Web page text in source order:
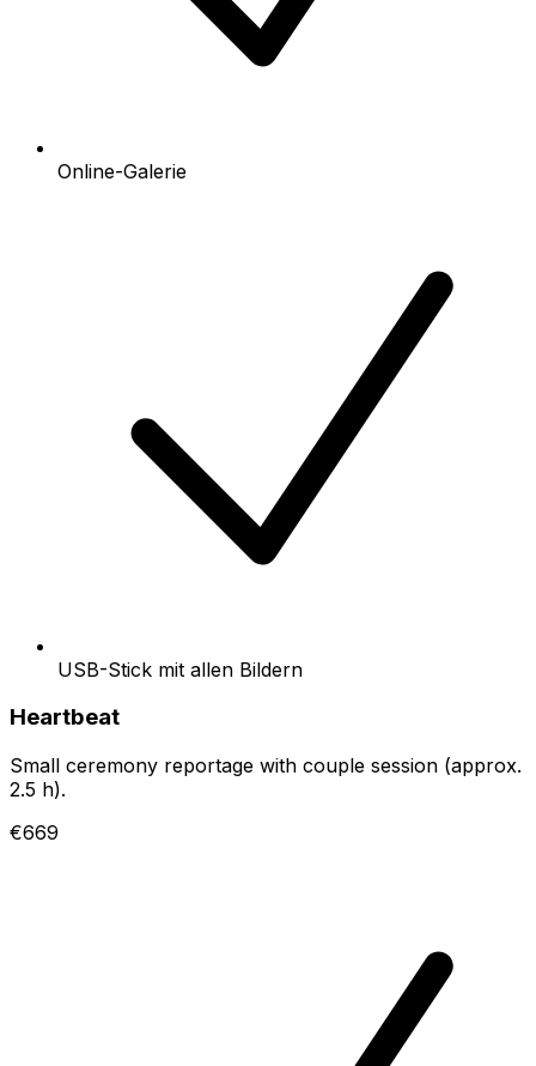
Online-Galerie
USB-Stick mit allen Bildern
Heartbeat
Small ceremony reportage with couple session (approx.
2.5 h).
€669